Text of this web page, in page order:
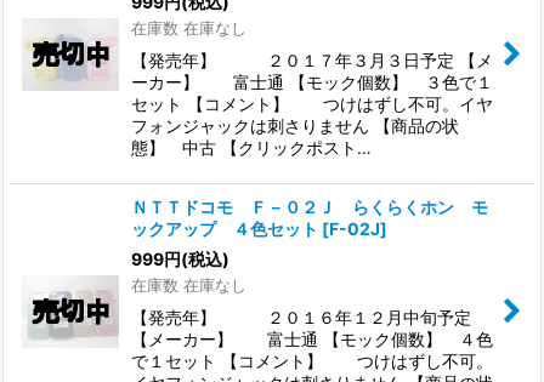
在庫数 在庫なし
【発売年】 ２０１７年３月３日予定 【メ
ーカー】 富士通 【モック個数】 ３色で１
セット 【コメント】 つけはずし不可。イヤ
フォンジャックは刺さりません 【商品の状
態】 中古 【クリックポスト…
ＮＴＴドコモ Ｆ－０２Ｊ らくらくホン モ
ックアップ ４色セット [F-02J]
999円(税込)
在庫数 在庫なし
【発売年】 ２０１６年１２月中旬予定
【メーカー】 富士通 【モック個数】 ４色
で１セット 【コメント】 つけはずし不可。